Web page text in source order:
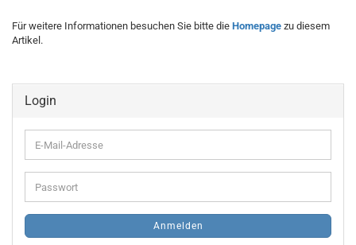
Für weitere Informationen besuchen Sie bitte die Homepage zu diesem
Artikel.
Login
E-
Mail-
Adresse
Passwort
Anmelden